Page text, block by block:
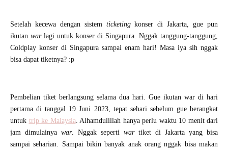
Setelah kecewa dengan sistem ticketingkonser di Jakarta, gue pun
ikutan warlagi untuk konser di Singapura. Nggak tanggung-tanggung,
Coldplay konser di Singapura sampai enam hari! Masa iya sih nggak
bisa dapat tiketnya? :p
Pembelian tiket berlangsung selama dua hari. Gue ikutan war di hari
pertama di tanggal 19 Juni 2023, tepat sehari sebelum gue berangkat
untuk trip ke Malaysia . Alhamdulillah hanya perlu waktu 10 menit dari
jam dimulainya war. Nggak seperti wartiket di Jakarta yang bisa
sampai seharian. Sampai bikin banyak anak orang nggak bisa makan